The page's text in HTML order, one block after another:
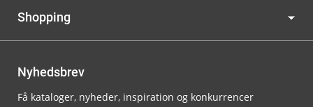
Shopping
Nyhedsbrev
Få kataloger, nyheder, inspiration og konkurrencer